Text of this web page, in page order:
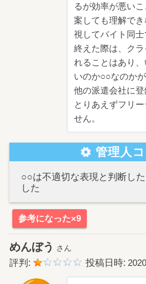
るが効率が悪い
案しても理解で
視してバイト同
終えた際は、ク
れることはあり
いのか○○なのかが
他の派遣会社に登
とりあえずフリ
せん。
管理人
○○は不適切な表現と判断し
した
参考になった×9
めんぼう さん
評判: 投稿日時: